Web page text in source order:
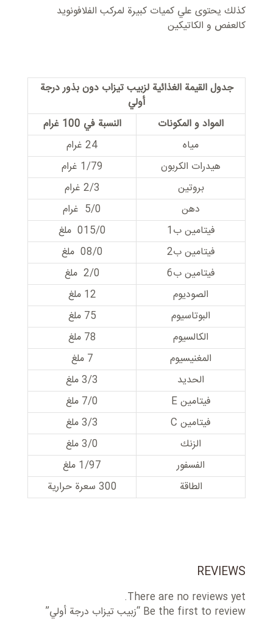
کذلك یحتوی علي کمیات کبیرة لمرکب الفلافونويد
کالعفص و الكاتيكين
جدول القیمة الغذائية لزبیب تیزاب دون بذور درجة
أولي
المواد و المکونات
النسبة في 100 غرام
مياه
24 غرام
هيدرات الكربون
1/79 غرام
بروتين
2/3 غرام
دهن
5/0 غرام
فيتامين ب1
015/0 ملغ
فيتامين ب2
08/0 ملغ
فيتامين ب6
2/0 ملغ
الصوديوم
12 ملغ
البوتاسيوم
75 ملغ
الكالسيوم
78 ملغ
المغنيسيوم
7 ملغ
الحديد
3/3 ملغ
فيتامين E
7/0 ملغ
فيتامين C
3/3 ملغ
الزنك
3/0 ملغ
الفسفور
1/97 ملغ
الطاقة
300 سعرة حرارية
REVIEWS
There are no reviews yet.
Be the first to review “زبیب تیزاب درجة أولي”